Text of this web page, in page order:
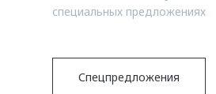
специальных предложениях
Спецпредложения